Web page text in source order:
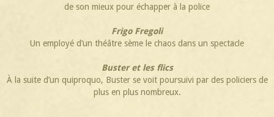
de son mieux pour échapper à la police
Frigo Fregoli
Un employé d’un théâtre sème le chaos dans un spectacle
Buster et les flics
À la suite d’un quiproquo, Buster se voit poursuivi par des policiers de
plus en plus nombreux.